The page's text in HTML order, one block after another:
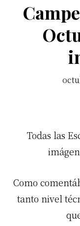
Todas las
Como
tanto nivel